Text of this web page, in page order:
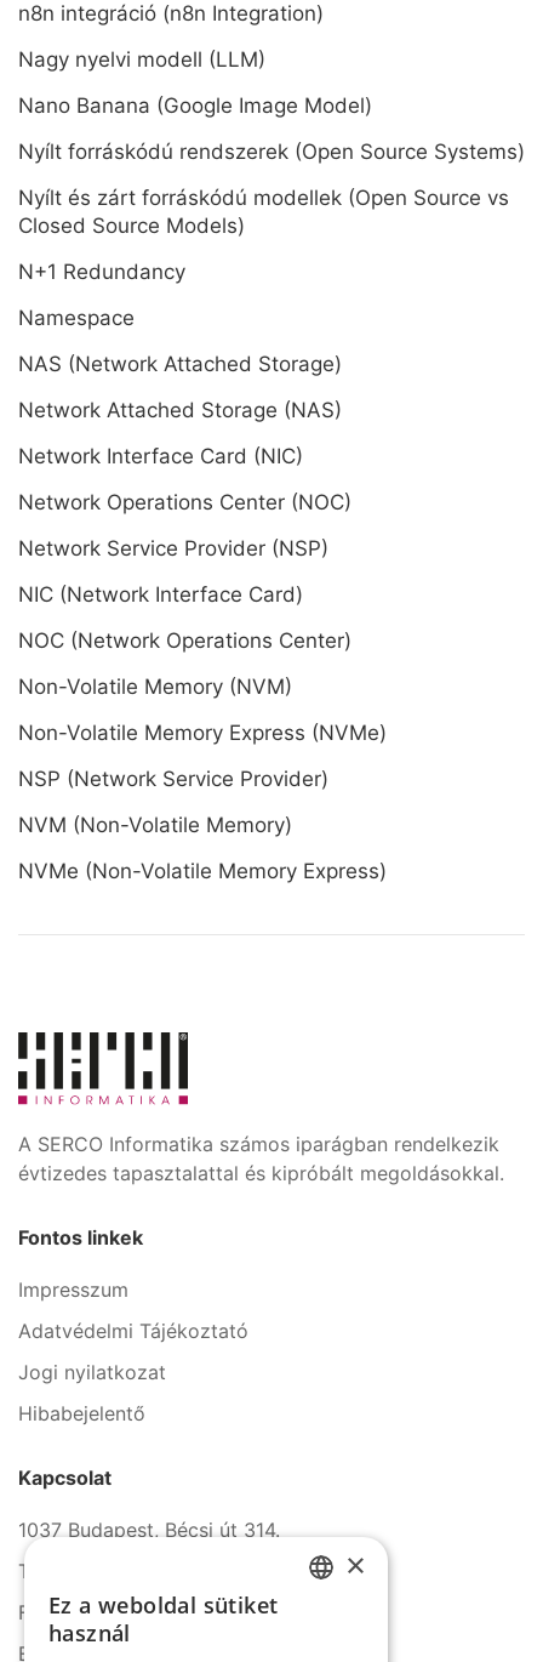
n8n integráció (n8n Integration)
Nagy nyelvi modell (LLM)
Nano Banana (Google Image Model)
Nyílt forráskódú rendszerek (Open Source Systems)
Nyílt és zárt forráskódú modellek (Open Source vs
Closed Source Models)
N+1 Redundancy
Namespace
NAS (Network Attached Storage)
Network Attached Storage (NAS)
Network Interface Card (NIC)
Network Operations Center (NOC)
Network Service Provider (NSP)
NIC (Network Interface Card)
NOC (Network Operations Center)
Non-Volatile Memory (NVM)
Non-Volatile Memory Express (NVMe)
NSP (Network Service Provider)
NVM (Non-Volatile Memory)
NVMe (Non-Volatile Memory Express)
A SERCO Informatika számos iparágban rendelkezik
évtizedes tapasztalattal és kipróbált megoldásokkal.
Fontos linkek
Impresszum
Adatvédelmi Tájékoztató
Jogi nyilatkozat
Hibabejelentő
Kapcsolat
1037 Budapest, Bécsi út 314.
Tel.: +36 1 272 2140
Fax: +36 1 272 2150
E-mail: info@serco.hu
×
Ez a weboldal sütiket
használ